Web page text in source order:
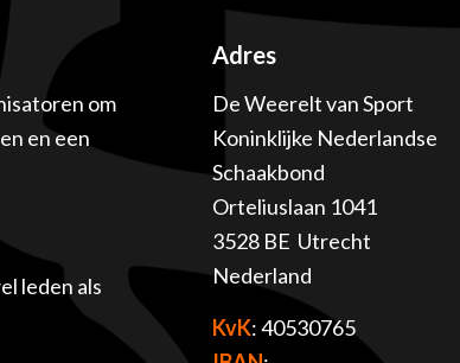
om
en een
leden als
Adres
De Weerelt van Sport
Koninklijke Nederlandse
Schaakbond
Orteliuslaan 1041
3528 BE Utrecht
Nederland
KvK: 40530765